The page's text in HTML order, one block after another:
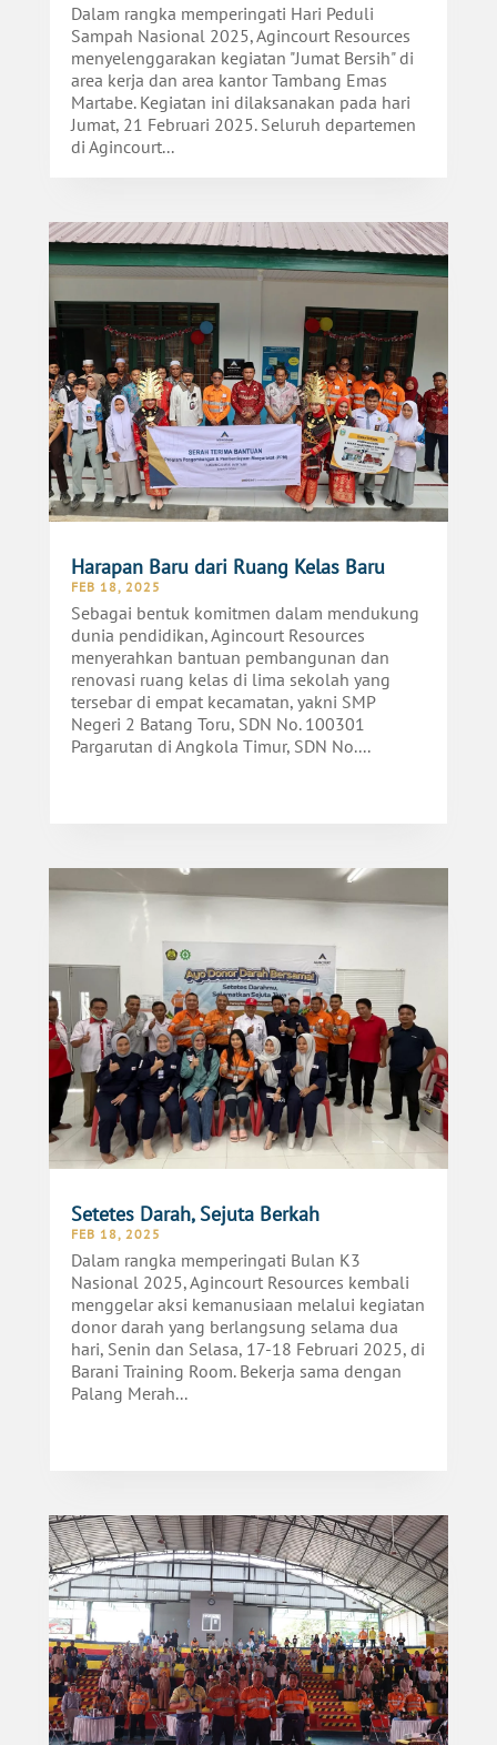
Dalam rangka memperingati Hari Peduli
Sampah Nasional 2025, Agincourt Resources
menyelenggarakan kegiatan "Jumat Bersih" di
area kerja dan area kantor Tambang Emas
Martabe. Kegiatan ini dilaksanakan pada hari
Jumat, 21 Februari 2025. Seluruh departemen
di Agincourt...
Harapan Baru dari Ruang Kelas Baru
FEB 18, 2025
Sebagai bentuk komitmen dalam mendukung
dunia pendidikan, Agincourt Resources
menyerahkan bantuan pembangunan dan
renovasi ruang kelas di lima sekolah yang
tersebar di empat kecamatan, yakni SMP
Negeri 2 Batang Toru, SDN No. 100301
Pargarutan di Angkola Timur, SDN No....
Setetes Darah, Sejuta Berkah
FEB 18, 2025
Dalam rangka memperingati Bulan K3
Nasional 2025, Agincourt Resources kembali
menggelar aksi kemanusiaan melalui kegiatan
donor darah yang berlangsung selama dua
hari, Senin dan Selasa, 17-18 Februari 2025, di
Barani Training Room. Bekerja sama dengan
Palang Merah...